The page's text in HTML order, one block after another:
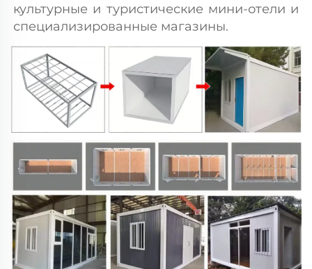
культурные и туристические мини-отели и
специализированные магазины.